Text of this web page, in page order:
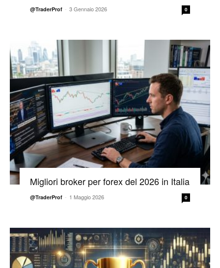
@TraderProf - 3 Gennaio 2026 0
Migliori broker per forex del 2026 in Italia
@TraderProf - 1 Maggio 2026 0